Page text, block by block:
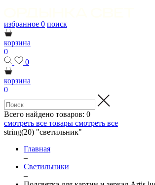
избранное 0 поиск
корзина
0
0
корзина
0
Всего найдено товаров: 0
смотреть все товары смотреть все
string(20) "светильник"
Главная
–
Светильники
–